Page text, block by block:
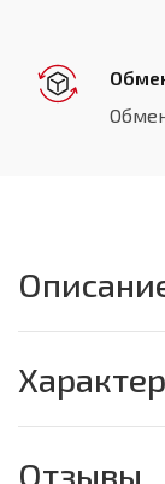
Отзывы